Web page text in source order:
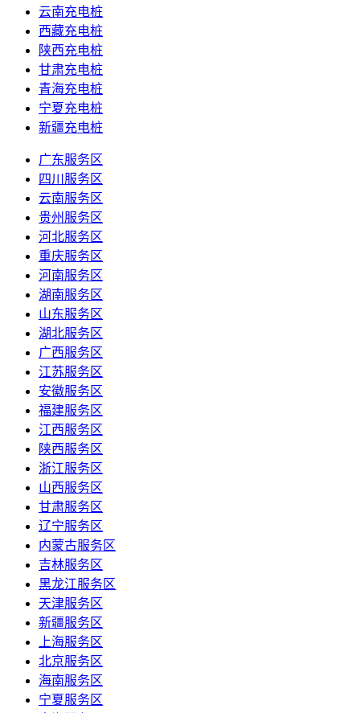
云南充电桩
西藏充电桩
陕西充电桩
甘肃充电桩
青海充电桩
宁夏充电桩
新疆充电桩
广东服务区
四川服务区
云南服务区
贵州服务区
河北服务区
重庆服务区
河南服务区
湖南服务区
山东服务区
湖北服务区
广西服务区
江苏服务区
安徽服务区
福建服务区
江西服务区
陕西服务区
浙江服务区
山西服务区
甘肃服务区
辽宁服务区
内蒙古服务区
吉林服务区
黑龙江服务区
天津服务区
新疆服务区
上海服务区
北京服务区
海南服务区
宁夏服务区